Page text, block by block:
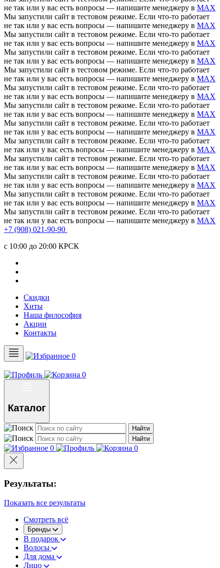
не так или у вас есть вопросы — напишите менеджеру в MAX
Мы запустили сайт в тестовом режиме. Если что-то работает
не так или у вас есть вопросы — напишите менеджеру в MAX
Мы запустили сайт в тестовом режиме. Если что-то работает
не так или у вас есть вопросы — напишите менеджеру в MAX
Мы запустили сайт в тестовом режиме. Если что-то работает
не так или у вас есть вопросы — напишите менеджеру в MAX
Мы запустили сайт в тестовом режиме. Если что-то работает
не так или у вас есть вопросы — напишите менеджеру в MAX
Мы запустили сайт в тестовом режиме. Если что-то работает
не так или у вас есть вопросы — напишите менеджеру в MAX
Мы запустили сайт в тестовом режиме. Если что-то работает
не так или у вас есть вопросы — напишите менеджеру в MAX
Мы запустили сайт в тестовом режиме. Если что-то работает
не так или у вас есть вопросы — напишите менеджеру в MAX
Мы запустили сайт в тестовом режиме. Если что-то работает
не так или у вас есть вопросы — напишите менеджеру в MAX
Мы запустили сайт в тестовом режиме. Если что-то работает
не так или у вас есть вопросы — напишите менеджеру в MAX
Мы запустили сайт в тестовом режиме. Если что-то работает
не так или у вас есть вопросы — напишите менеджеру в MAX
Мы запустили сайт в тестовом режиме. Если что-то работает
не так или у вас есть вопросы — напишите менеджеру в MAX
Мы запустили сайт в тестовом режиме. Если что-то работает
не так или у вас есть вопросы — напишите менеджеру в MAX
+7 (908) 021-90-90
c 10:00 до 20:00 КРСК
Скидки
Хиты
Наша философия
Акции
Контакты
0
0
Каталог
Найти
Найти
0 0
Результаты:
Показать все результаты
Смотреть всё
Бренды
В подарок
Волосы
Для дома
Лицо